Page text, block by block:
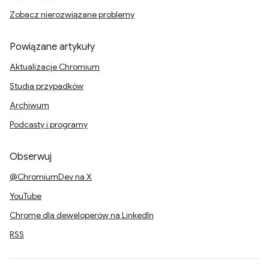
Zobacz nierozwiązane problemy
Powiązane artykuły
Aktualizacje Chromium
Studia przypadków
Archiwum
Podcasty i programy
Obserwuj
@ChromiumDev na X
YouTube
Chrome dla deweloperów na LinkedIn
RSS